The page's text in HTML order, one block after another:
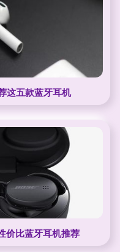
这五款蓝牙耳机
价比蓝牙耳机推荐